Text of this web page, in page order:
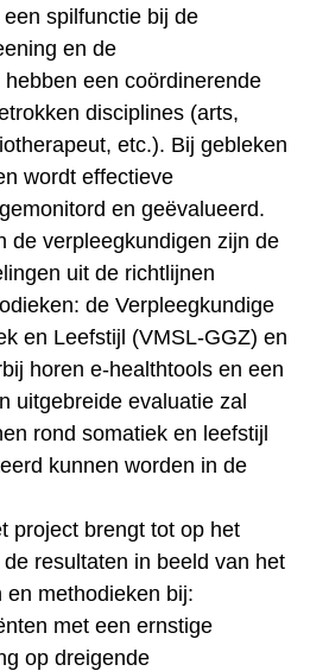
spilfunctie bij de
en de
een coördinerende
disciplines (arts,
etc.). Bij gebleken
wordt effectieve
en geëvalueerd.
de verpleegkundigen zijn de
uit de richtlijnen
de Verpleegkundige
en Leefstijl (VMSL-GGZ) en
horen e-healthtools en een
uitgebreide evaluatie zal
rond somatiek en leefstijl
kunnen worden in de
project brengt tot op het
resultaten in beeld van het
methodieken bij:
met een ernstige
op dreigende